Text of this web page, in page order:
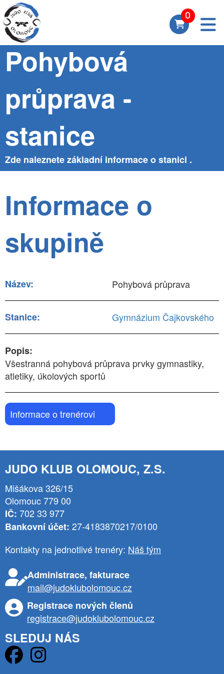
Skupina
Pohybová
průprava -
stanice
Zde naleznete základní informace o stanici .
Informace o
skupině
Název: Pohybová průprava
Stanice: Gymnázium Čajkovského
Popis:
Všestranná pohybová průprava prvky gymnastiky,
atletiky, úkolových sportů
Informace o trenérovi
JUDO KLUB OLOMOUC, Z.S.
Mišákova 326/15
Olomouc 779 00
IČ: 702 33 977
Bankovní účet: 27-4183870217/0100
Kontakty na jednotlivé trenéry: Náš tým
Administrace, fakturace
mail@judoklubolomouc.cz
Registrace nových členů
registrace@judoklubolomouc.cz
SLEDUJ NÁS